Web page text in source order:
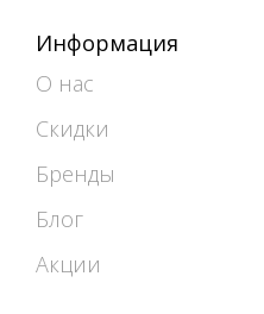
Информация
О нас
Скидки
Бренды
Блог
Акции